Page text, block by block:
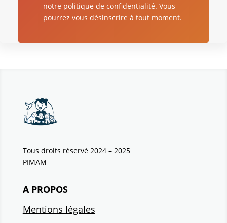
notre politique de confidentialité. Vous
pourrez vous désinscrire à tout moment.
Tous droits réservé 2024 – 2025
PIMAM
A PROPOS
Mentions légales